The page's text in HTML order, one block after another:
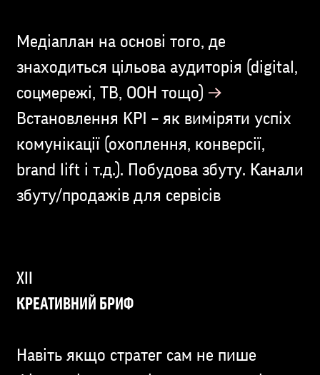
Медіаплан на основі того, де
знаходиться цільова аудиторія (digital,
соцмережі, ТВ, OOH тощо) →
Встановлення KPI – як виміряти успіх
комунікації (охоплення, конверсії,
brand lift і т.д.). Побудова збуту. Канали
збуту/продажів для сервісів
КРЕАТИВНИЙ БРИФ
Навіть якщо стратег сам не пише